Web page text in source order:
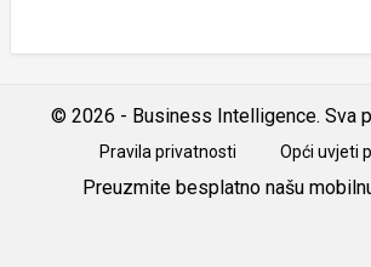
© 2026 - Business Intelligence. Sva
Pravila privatnosti Opći uvjeti
Preuzmite besplatno našu